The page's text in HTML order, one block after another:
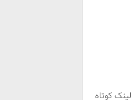
لینک کوتاه